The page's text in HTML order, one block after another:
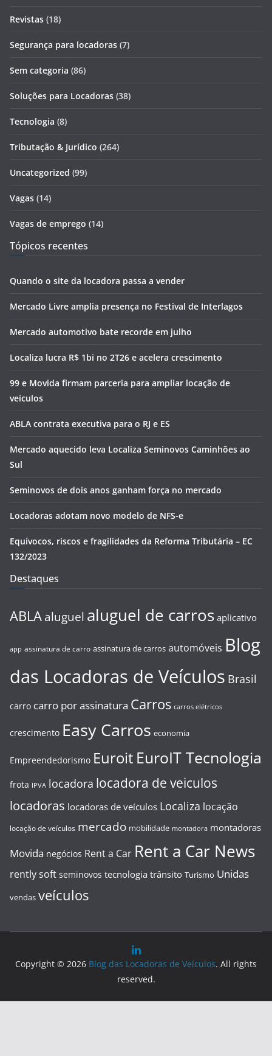
Revistas (18)
Segurança para locadoras (7)
Sem categoria (86)
Soluções para Locadoras (38)
Tecnologia (8)
Tributação & Jurídico (264)
Uncategorized (99)
Vagas (14)
Vagas de emprego (14)
Tópicos recentes
Quando o site da locadora passa a vender
Mercado Livre amplia presença no Festival de Interlagos
Mercado automotivo bate recorde em julho
Localiza lucra R$ 1bi no 2T26 e acelera crescimento
99 e Movida firmam parceria para ampliar locação de
veículos
ABLA contrata executiva para o RJ e ES
Mercado aquecido leva Localiza Seminovos Caminhões ao
Sul
Seminovos de dois anos ganham força no mercado
Locadoras adotam novo modelo de NFS-e
Equívocos, riscos e fragilidades da Reforma Tributária – EC
132/2023
Destaques
ABLA aluguel aluguel de carros aplicativo
app assinatura de carro assinatura de carros automóveis Blog
das Locadoras de Veículos Brasil
carro carro por assinatura Carros carros elétricos
crescimento Easy Carros economia
Empreendedorismo Euroit EuroIT Tecnologia
frota IPVA locadora locadora de veiculos
locadoras locadoras de veículos Localiza locação
locação de veículos mercado mobilidade montadora montadoras
Movida negócios Rent a Car Rent a Car News
rently soft seminovos tecnologia trânsito Turismo Unidas
vendas veículos
Copyright © 2026 Blog das Locadoras de Veículos. All rights
reserved.